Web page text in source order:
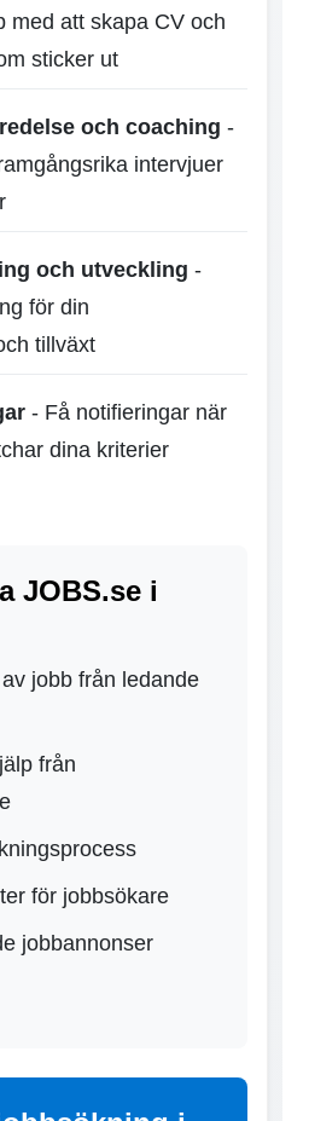
med att skapa CV och
sticker ut
och coaching -
intervjuer
och utveckling -
för din
tillväxt
- Få notifieringar när
dina kriterier
JOBS.se i
jobb från ledande
från
för jobbsökare
jobbannonser